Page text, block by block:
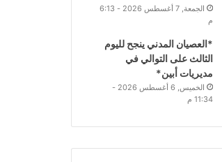
الجمعة, 7 أغسطس 2026 - 6:13
م
*العصيان المدني ينجح لليوم
الثالث على التوالي في
مديريات أبين*
الخميس, 6 أغسطس 2026 -
11:34 م